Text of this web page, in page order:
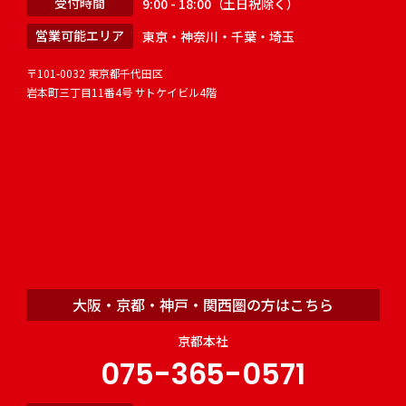
営業可能エリア
東京・神奈川・千葉・埼玉
〒101-0032 東京都千代田区
岩本町三丁目11番4号 サトケイビル4階
大阪・京都・神戸・関西圏の方はこちら
京都本社
075-365-0571